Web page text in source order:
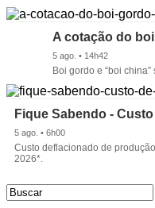
A cotação do
5 ago. • 14h42
Boi gordo e “boi
Fique Sabendo -
5 ago. • 6h00
Custo deflacionado de
2026*.